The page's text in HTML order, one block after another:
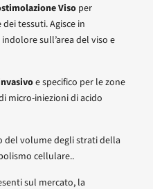
Visoper
tessuti. Agisce in
sull’area del viso e
e specifico per le zone
micro-iniezioni di acido
del volume degli strati della
cellulare..
sul mercato, la